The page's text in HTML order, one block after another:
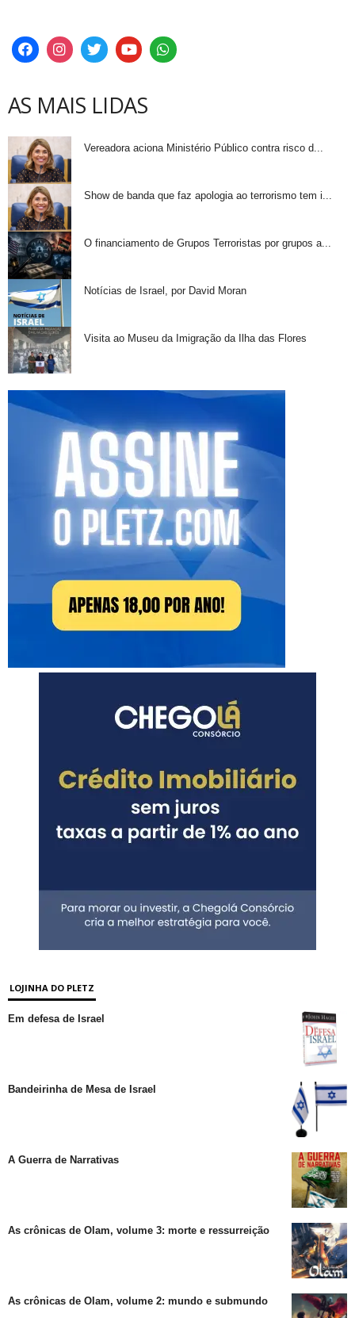
AS MAIS LIDAS
Vereadora aciona Ministério Público contra risco d...
Show de banda que faz apologia ao terrorismo tem i...
O financiamento de Grupos Terroristas por grupos a...
Notícias de Israel, por David Moran
Visita ao Museu da Imigração da Ilha das Flores
LOJINHA DO PLETZ
Em defesa de Israel
Bandeirinha de Mesa de Israel
A Guerra de Narrativas
As crônicas de Olam, volume 3: morte e ressurreição
As crônicas de Olam, volume 2: mundo e submundo